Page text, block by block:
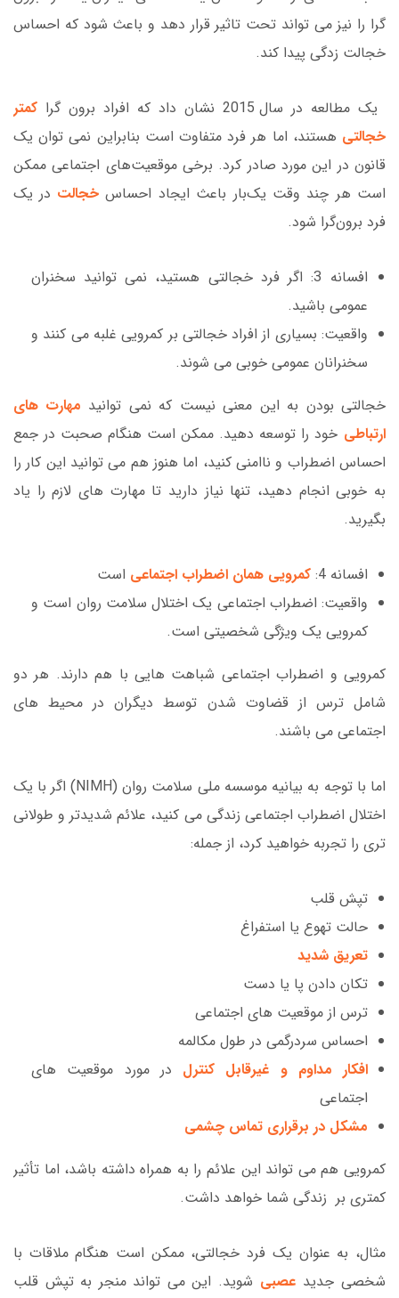
گرا را نیز می تواند تحت تاثیر قرار دهد و باعث شود که احساس
خجالت زدگی پیدا کند.
یک مطالعه در سال 2015 نشان داد که افراد برون گرا
کمتر
خجالتی هستند، اما هر فرد متفاوت است بنابراین نمی توان یک
قانون در این مورد صادر کرد. برخی موقعیت‌های اجتماعی ممکن
است هر چند وقت یک‌بار باعث ایجاد احساس خجالت در یک
فرد برون‌گرا شود.
افسانه 3: اگر فرد خجالتی هستید، نمی توانید سخنران
عمومی باشید.
واقعیت: بسیاری از افراد خجالتی بر کمرویی غلبه می کنند و
سخنرانان عمومی خوبی می شوند.
خجالتی بودن به این معنی نیست که نمی توانید مهارت های
ارتباطی خود را توسعه دهید. ممکن است هنگام صحبت در جمع
احساس اضطراب و ناامنی کنید، اما هنوز هم می توانید این کار را
به خوبی انجام دهید، تنها نیاز دارید تا مهارت های لازم را یاد
بگیرید.
افسانه 4: کمرویی همان اضطراب اجتماعی است
واقعیت: اضطراب اجتماعی یک اختلال سلامت روان است و
کمرویی یک ویژگی شخصیتی است.
کمرویی و اضطراب اجتماعی شباهت هایی با هم دارند. هر دو
شامل ترس از قضاوت شدن توسط دیگران در محیط های
اجتماعی می باشند.
اما با توجه به بیانیه موسسه ملی سلامت روان (NIMH) اگر با یک
اختلال اضطراب اجتماعی زندگی می کنید، علائم شدیدتر و طولانی
تری را تجربه خواهید کرد، از جمله:
تپش قلب
حالت تهوع یا استفراغ
تعریق شدید
تکان دادن پا یا دست
ترس از موقعیت های اجتماعی
احساس سردرگمی در طول مکالمه
افکار مداوم و غیرقابل کنترل در مورد موقعیت های
اجتماعی
مشکل در برقراری تماس چشمی
کمرویی هم می تواند این علائم را به همراه داشته باشد، اما تأثیر
کمتری بر زندگی شما خواهد داشت.
مثال، به عنوان یک فرد خجالتی، ممکن است هنگام ملاقات با
شخصی جدید عصبی شوید. این می تواند منجر به تپش قلب